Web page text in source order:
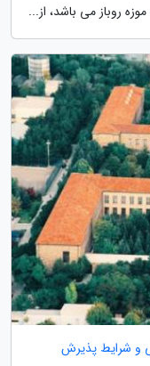
روباز می باشد، از...
و شرایط پذیرش